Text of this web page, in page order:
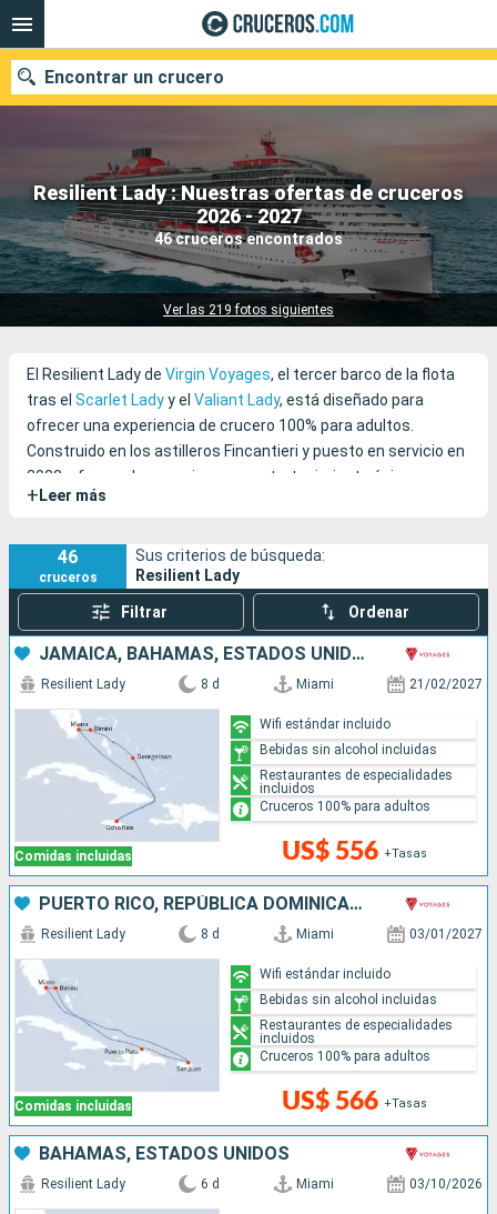
Resilient Lady : Nuestras ofertas de cruceros
2026 - 2027
46 cruceros encontrados
Ver las 219 fotos siguientes
Encontrar un crucero
Nuestros destinos
Fecha de salida
Compañías
El Resilient Lady de Virgin Voyages, el tercer barco de la flota
tras el Scarlet Ladyy el Valiant Lady, está diseñado para
ofrecer una experiencia de crucero 100% para adultos.
Construido en los astilleros Fincantieri y puesto en servicio en
2023, ofrece a los pasajeros un entretenimiento único y un
ambiente festivo con noches y eventos temáticos
gastronómicas innovadoras.
+ Leer más
46
cruceros
Sus criterios de búsqueda:
Resilient Lady
Filtrar Ordenar
JAMAICA, BAHAMAS, ESTADOS UNIDOS
Comidas incluidas
Resilient Lady 8 d Miami 21/02/2027
US$ 556 +Tasas
Wifi estándar incluido
Bebidas sin alcohol incluidas
Restaurantes de especialidades
incluidos
Cruceros 100% para adultos
PUERTO RICO, REPÚBLICA DOMINICANA, BAHAMAS, ESTADOS UNIDOS
Comidas incluidas
Resilient Lady 8 d Miami 03/01/2027
US$ 566 +Tasas
Wifi estándar incluido
Bebidas sin alcohol incluidas
Restaurantes de especialidades
incluidos
Cruceros 100% para adultos
BAHAMAS, ESTADOS UNIDOS
Resilient Lady 6 d Miami 03/10/2026